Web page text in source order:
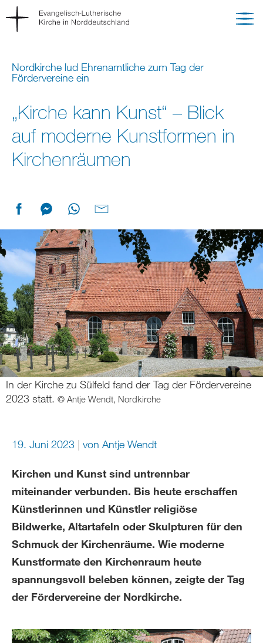
Nordkirche lud Ehrenamtliche zum Tag der
Fördervereine ein
„Kirche kann Kunst“ – Blick
auf moderne Kunstformen in
Kirchenräumen
In der Kirche zu Sülfeld fand der Tag der Fördervereine
2023 statt. © Antje Wendt, Nordkirche
19. Juni 2023 von Antje Wendt
Kirchen und Kunst sind untrennbar
miteinander verbunden. Bis heute erschaffen
Künstlerinnen und Künstler religiöse
Bildwerke, Altartafeln oder Skulpturen für den
Schmuck der Kirchenräume. Wie moderne
Kunstformate den Kirchenraum heute
spannungsvoll beleben können, zeigte der Tag
der Fördervereine der Nordkirche.